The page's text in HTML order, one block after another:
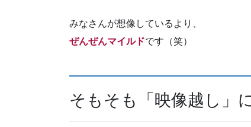
みなさんが想像しているより、
ぜんぜんマイルドです（笑）
そもそも「映像越し」